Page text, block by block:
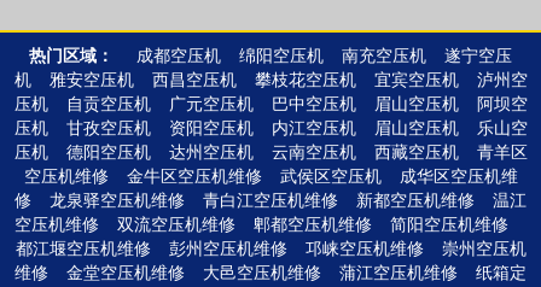
热门区域： 成都空压机 绵阳空压机 南充空压机
遂宁空压
机
雅安空压机 西昌空压机 攀枝花空压机 宜宾空压机
泸州空
压机
自贡空压机 广元空压机 巴中空压机 眉山空压机
阿坝空
压机
甘孜空压机 资阳空压机 内江空压机 眉山空压机
乐山空
压机
德阳空压机 达州空压机 云南空压机 西藏空压机
青羊区
空压机维修
金牛区空压机维修 武侯区空压机
成华区空压机维
修
龙泉驿空压机维修 青白江空压机维修 新都空压机维修
温江
空压机维修
双流空压机维修 郫都空压机维修
简阳空压机维修
都江堰空压机维修
彭州空压机维修 邛崃空压机维修
崇州空压机
维修
金堂空压机维修 大邑空压机维修 蒲江空压机维修
纸箱定